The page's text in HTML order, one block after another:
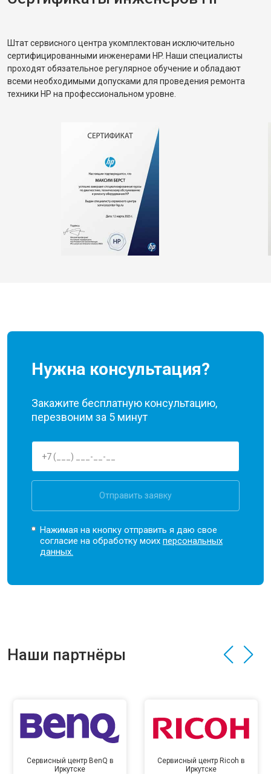
Штат сервисного центра укомплектован исключительно
сертифицированными инженерами HP. Наши специалисты
проходят обязательное регулярное обучение и обладают
всеми необходимыми допусками для проведения ремонта
техники HP на профессиональном уровне.
Нужна консультация?
Закажите бесплатную консультацию,
перезвоним за 5 минут
Отправить заявку
Нажимая на кнопку отправить я даю свое
согласие на обработку моихперсональных
данных.
Наши партнёры
Сервисный центр BenQ в
Иркутске
Сервисный центр Ricoh в
Иркутске